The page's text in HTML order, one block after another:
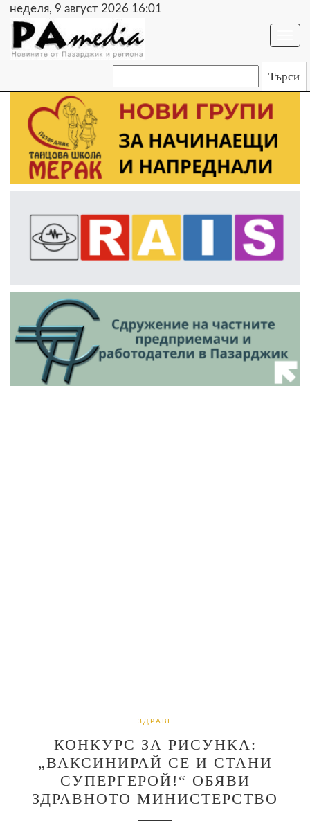
неделя, 9 август 2026 16:01
ЗДРАВЕ
КОНКУРС ЗА РИСУНКА:
„ВАКСИНИРАЙ СЕ И СТАНИ
СУПЕРГЕРОЙ!“ ОБЯВИ
ЗДРАВНОТО МИНИСТЕРСТВО